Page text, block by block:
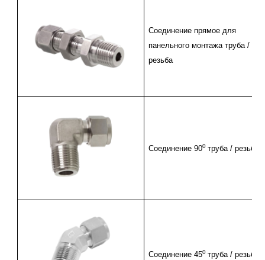
Соединение прямое для
панельного монтажа труба /
резьба
Соединение 900труба / резьба
Соединение450труба / резьба